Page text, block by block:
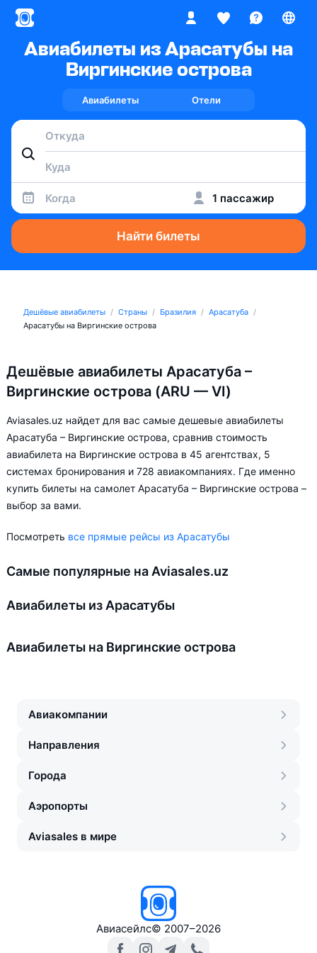
Авиабилеты из Арасатубы на
Виргинские острова
Авиабилеты Отели
Когда 1 пассажир
Найти билеты
Дешёвые авиабилеты Страны Бразилия
Арасатуба
Арасатубы на Виргинские острова
Дешёвые авиабилеты Арасатуба –
Виргинские острова (ARU — VI)
Aviasales.uz найдет для вас самые дешевые авиабилеты
Арасатуба – Виргинские острова, сравнив стоимость
авиабилета на Виргинские острова в 45 агентствах, 5
системах бронирования и 728 авиакомпаниях. Где именно
купить билеты на самолет Арасатуба – Виргинские острова –
выбор за вами.
Посмотреть все прямые рейсы из Арасатубы
Самые популярные на Aviasales.uz
Авиабилеты из Арасатубы
Авиабилеты на Виргинские острова
Авиакомпании
Направления
Города
Аэропорты
Aviasales в мире
Авиасейлс© 2007–2026